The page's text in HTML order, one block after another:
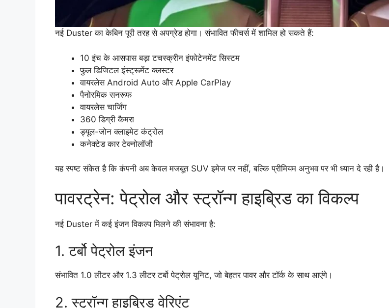
नई Duster का केबिन पूरी तरह से अपग्रेड होगा। संभावित फीचर्स में शामिल हो सकते हैं:
10 इंच के आसपास बड़ा टचस्क्रीन इंफोटेनमेंट सिस्टम
फुल डिजिटल इंस्ट्रूमेंट क्लस्टर
वायरलेस Android Auto और Apple CarPlay
पैनोरमिक सनरूफ
वायरलेस चार्जिंग
360 डिग्री कैमरा
ड्यूल-जोन क्लाइमेट कंट्रोल
कनेक्टेड कार टेक्नोलॉजी
यह स्पष्ट संकेत है कि कंपनी अब केवल मजबूत SUV इमेज पर नहीं, बल्कि प्रीमियम अनुभव पर भी ध्यान दे रही है।
पावरट्रेन: पेट्रोल और स्ट्रॉन्ग हाइब्रिड का विकल्प
नई Duster में कई इंजन विकल्प मिलने की संभावना है:
1. टर्बो पेट्रोल इंजन
संभावित 1.0 लीटर और 1.3 लीटर टर्बो पेट्रोल यूनिट, जो बेहतर पावर और टॉर्क के साथ आएंगे।
2. स्ट्रॉन्ग हाइब्रिड वेरिएंट